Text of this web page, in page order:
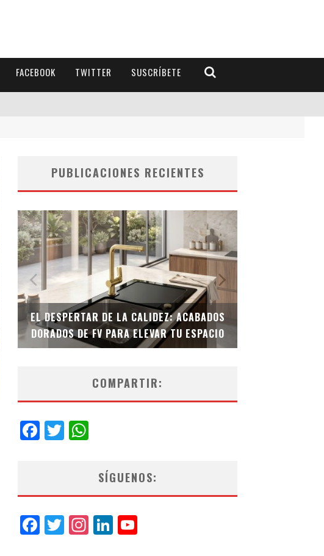
FACEBOOK TWITTER SUSCRÍBETE
PUBLICACIONES RECIENTES
EL DESPERTAR DE LA CALIDEZ: ACABADOS
DORADOS DE FV PARA ELEVAR TU ESPACIO
COMPARTIR:
Facebook
Twitter
SÍGUENOS:
Facebook
Twitter
Instagram
LinkedIn